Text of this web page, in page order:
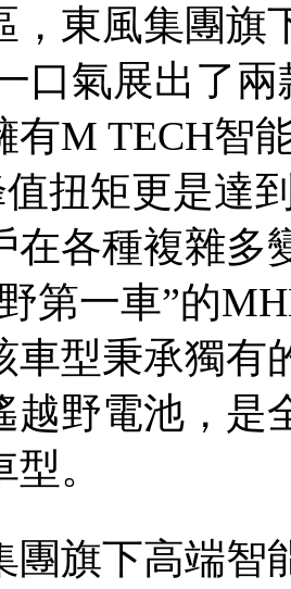
風集團旗
口氣展出了
有M TECH智
扭矩更是達
在各種複雜多
第一車”的
車型秉承獨有
越野電池，是
。
下高端智